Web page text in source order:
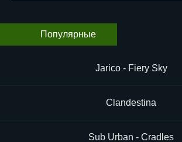
Популярные
Jarico - Fiery Sky
Clandestina
Sub Urban - Cradles